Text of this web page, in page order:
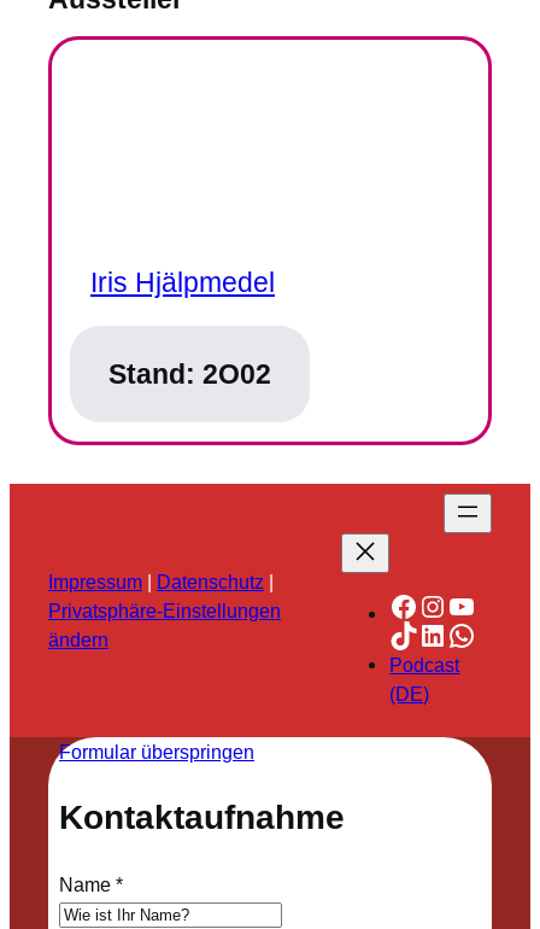
Iris Hjälpmedel
Stand: 2O02
Impressum | Datenschutz |
Privatsphäre-Einstellungen
ändern
Facebook
TikTok
LinkedIn
Podcast
(DE)
Formular überspringen
Kontaktaufnahme
Name*